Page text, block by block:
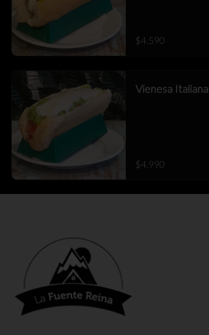
$4.590
Vienesa Italiana
$4.990